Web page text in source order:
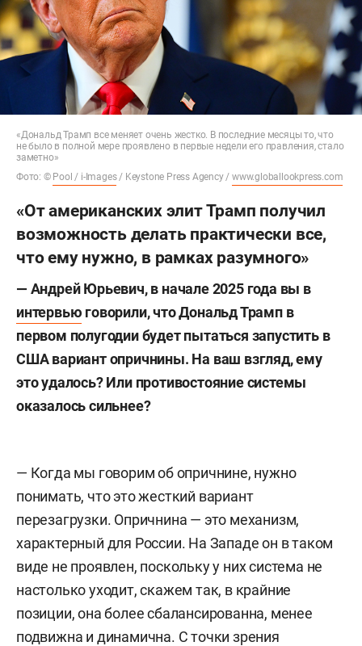
«Дональд Трамп все меняет очень жестко. В последние месяцы то, что
не было в полной мере проявлено в первые недели его правления, стало
заметно»
Фото: © Pool / i-Images/ Keystone Press Agency /www.globallookpress.com
«От американских элит Трамп получил
возможность делать практически все,
что ему нужно, в рамках разумного»
— Андрей Юрьевич, в начале 2025 года вы в
интервью говорили, что Дональд Трамп в
первом полугодии будет пытаться запустить в
США вариант опричнины. На ваш взгляд, ему
это удалось? Или противостояние системы
оказалось сильнее?
— Когда мы говорим об опричнине, нужно
понимать, что это жесткий вариант
перезагрузки. Опричнина — это механизм,
характерный для России. На Западе он в таком
виде не проявлен, поскольку у них система не
настолько уходит, скажем так, в крайние
позиции, она более сбалансированна, менее
подвижна и динамична. С точки зрения